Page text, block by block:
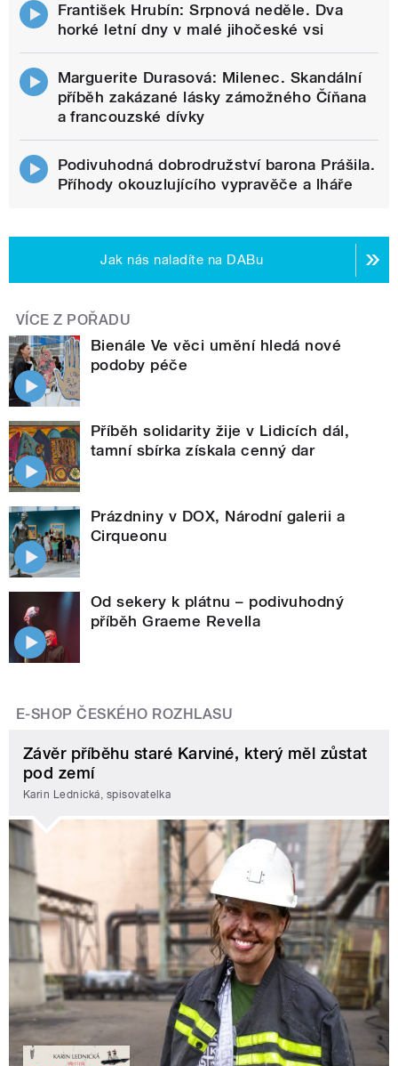
František Hrubín: Srpnová neděle. Dva
horké letní dny v malé jihočeské vsi
Marguerite Durasová: Milenec. Skandální
příběh zakázané lásky zámožného Číňana
a francouzské dívky
Podivuhodná dobrodružství barona Prášila.
Příhody okouzlujícího vypravěče a lháře
Jak nás naladíte na DABu
VÍCE Z POŘADU
Bienále Ve věci umění hledá nové
podoby péče
Příběh solidarity žije v Lidicích dál,
tamní sbírka získala cenný dar
Prázdniny v DOX, Národní galerii a
Cirqueonu
Od sekery k plátnu – podivuhodný
příběh Graeme Revella
E-SHOP ČESKÉHO ROZHLASU
Závěr příběhu staré Karviné, který měl zůstat
pod zemí
Karin Lednická, spisovatelka